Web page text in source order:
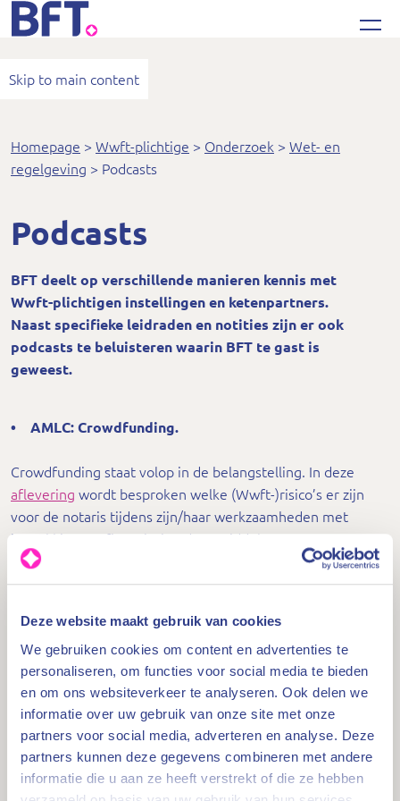
Deze website maakt gebruik van cookies
We gebruiken cookies om content en advertenties te
personaliseren, om functies voor social media te bieden
en om ons websiteverkeer te analyseren. Ook delen we
informatie over uw gebruik van onze site met onze
partners voor social media, adverteren en analyse. Deze
partners kunnen deze gegevens combineren met andere
informatie die u aan ze heeft verstrekt of die ze hebben
Skip to main content
Bureau Financieel Toezicht
Homepage Wwft-plichtige Onderzoek
Wet- en
regelgeving
Podcasts
Podcasts
BFT deelt op verschillende manieren kennis met
Wwft-plichtigen instellingen en ketenpartners.
Naast specifieke leidraden en notities zijn er ook
podcasts te beluisteren waarin BFT te gast is
geweest.
• AMLC: Crowdfunding.
Crowdfunding staat volop in de belangstelling. In deze
aflevering wordt besproken welke (Wwft-)risico’s er zijn
voor de notaris tijdens zijn/haar werkzaamheden met
betrekking tot financiering door middel van
crowdfunding. Daarnaast worden praktische handvatten
gegeven voor de notaris om de onderzoeksplicht in te
• AMLC: Cryptovaluta.
In deze afleveringgeeft BFT een toelichting op de
notitie cryptovaluta voor notarissen.
• AMLC: Katvangers en stromannen.